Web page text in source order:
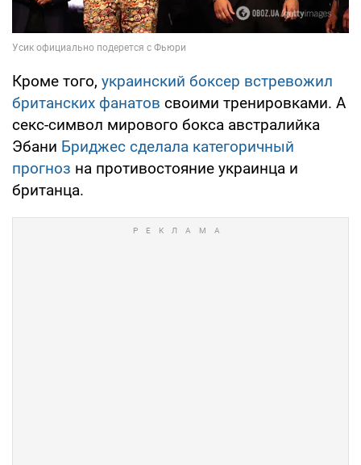
Кроме того, украинский боксер встревожил
британских фанатов своими тренировками. А
секс-символ мирового бокса австралийка
Эбани Бриджес сделала категоричный
прогноз на противостояние украинца и
британца.